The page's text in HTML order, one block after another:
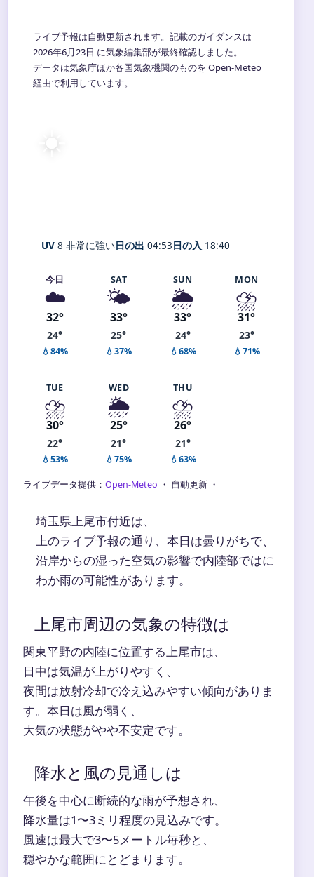
ライブ予報は自動更新されます。記載のガイダンスは
2026年6月23日 に気象編集部が最終確認しました。
データは気象庁ほか各国気象機関のものを Open-Meteo
経由で利用しています。
☀️
UV 8 非常に強い日の出 04:53日の入 18:40
今日
☁️
32°
24°
💧84%
SAT
🌤️
33°
25°
💧37%
SUN
🌦️
33°
24°
💧68%
MON
⛈️
31°
23°
💧71%
TUE
⛈️
30°
22°
💧53%
WED
🌦️
25°
21°
💧75%
THU
⛈️
26°
21°
💧63%
ライブデータ提供： Open-Meteo ・ 自動更新 ・
埼玉県上尾市付近は、
上のライブ予報の通り、本日は曇りがちで、
沿岸からの湿った空気の影響で内陸部ではに
わか雨の可能性があります。
上尾市周辺の気象の特徴は
関東平野の内陸に位置する上尾市は、
日中は気温が上がりやすく、
夜間は放射冷却で冷え込みやすい傾向がありま
す。本日は風が弱く、
大気の状態がやや不安定です。
降水と風の見通しは
午後を中心に断続的な雨が予想され、
降水量は1〜3ミリ程度の見込みです。
風速は最大で3〜5メートル毎秒と、
穏やかな範囲にとどまります。